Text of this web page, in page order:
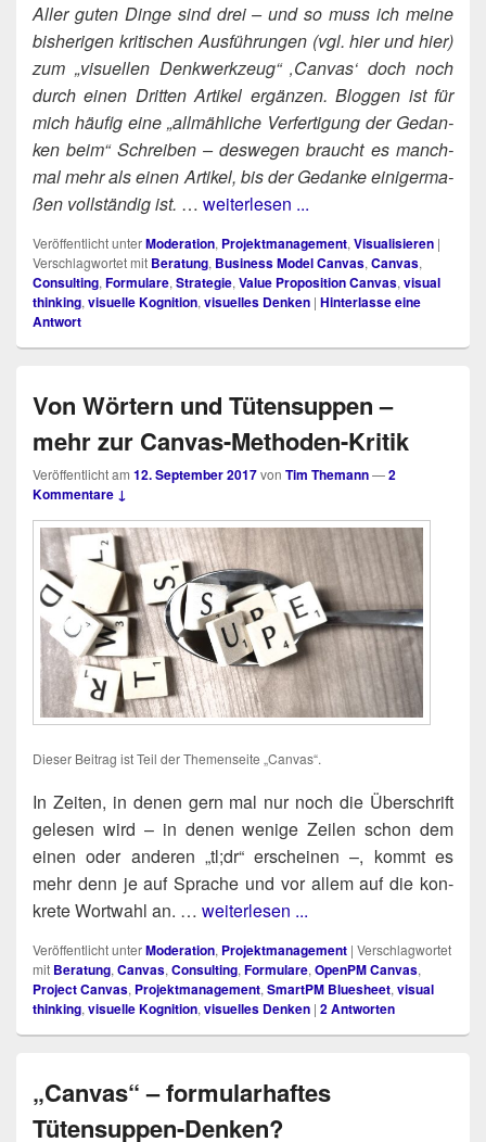
Aller guten Din­ge sind drei – und so muss ich mei­ne
bis­he­ri­gen kri­ti­schen Aus­füh­run­gen (vgl. hier und hier)
zum „visu­el­len Denk­werk­zeug“ ‚Can­vas‘ doch noch
durch einen Drit­ten Arti­kel ergän­zen. Blog­gen ist für
mich häu­fig eine „all­mäh­li­che Ver­fer­ti­gung der Gedan­
ken beim“ Schrei­ben – des­we­gen braucht es manch­
mal mehr als einen Arti­kel, bis der Gedan­ke eini­ger­ma­
ßen voll­stän­dig ist. … weiterlesen ...
Veröffentlicht unterModeration, Projektmanagement, Visualisieren |
Verschlagwortet mit Beratung, Business Model Canvas, Canvas,
Consulting, Formulare, Strategie, Value Proposition Canvas, visual
thinking, visuelle Kognition, visuelles Denken | Hinterlasse eine
Antwort
Von Wörtern und Tütensuppen –
mehr zur Canvas-Methoden-Kritik
Veröffentlicht am 12. September 2017von Tim Themann—2
Kommentare ↓
Die­ser Bei­trag ist Teil der The­men­sei­te „Can­vas“.
In Zei­ten, in denen gern mal nur noch die Über­schrift
gele­sen wird – in denen weni­ge Zei­len schon dem
einen oder ande­ren „tl;dr“ erschei­nen –, kommt es
mehr denn je auf Spra­che und vor allem auf die kon­
kre­te Wort­wahl an. … weiterlesen ...
Veröffentlicht unterModeration, Projektmanagement | Verschlagwortet
mit Beratung,Canvas,Consulting,Formulare,OpenPM Canvas,
Project Canvas, Projektmanagement,SmartPM Bluesheet,visual
thinking,visuelle Kognition,visuelles Denken | 2Antworten
„Canvas“ – formularhaftes
Tütensuppen-Denken?